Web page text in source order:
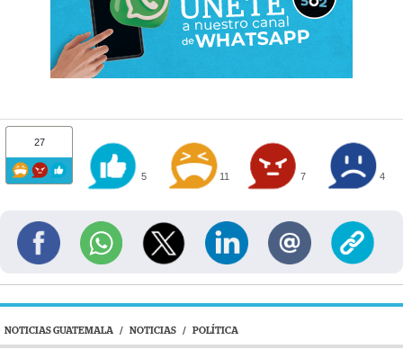
27
5 11 7 4
NOTICIAS GUATEMALA / NOTICIAS / POLÍTICA